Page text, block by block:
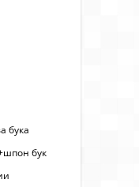
бука
бук